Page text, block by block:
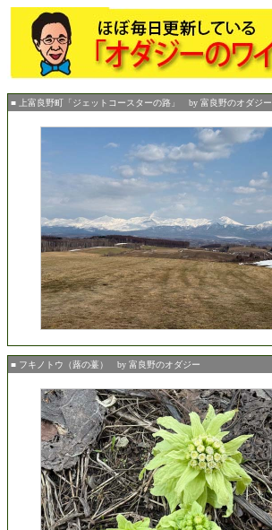
■ 上富良野町「ジェットコースターの路」 by 富良野のオダジー
■ フキノトウ（蕗の薹） by 富良野のオダジー